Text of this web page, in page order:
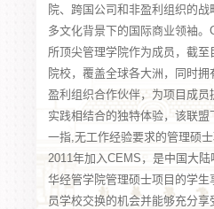
院、跨国公司和非盈利组织的战
多文化背景下的国际商业领袖
所顶尖管理学院作为成员，截
院校，覆盖全球各大洲，同时
盈利组织合作伙伴，为项目成
实践相结合的独特体验，该联
一指,无工作经验要求的管理硕
2011年加入CEMS，是中国大
华经管学院管理硕士项目的学
员学校交换的机会并能够充分享